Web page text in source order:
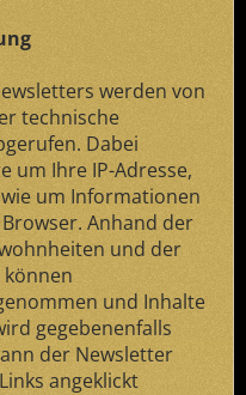
werden von
technische
Dabei
um Ihre IP-Adresse,
um Informationen
Anhand der
und der
und Inhalte
gegebenenfalls
der Newsletter
angeklickt